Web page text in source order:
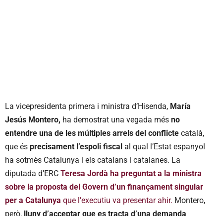
La vicepresidenta primera i ministra d’Hisenda, María
Jesús Montero, ha demostrat una vegada més no
entendre una de les múltiples arrels del conflicte català,
que és precisament l’espoli fiscal al qual l’Estat espanyol
ha sotmès Catalunya i els catalans i catalanes. La
diputada d’ERC Teresa Jordà ha preguntat a la ministra
sobre la proposta del Govern d’un finançament singular
per a Catalunya que l’executiu va presentar ahir. Montero,
però, lluny d’acceptar que es tracta d’una demanda